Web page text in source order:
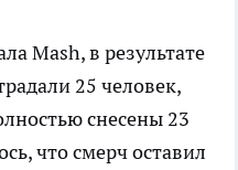
Mash, в результате
25 человек,
снесены 23
что смерч оставил